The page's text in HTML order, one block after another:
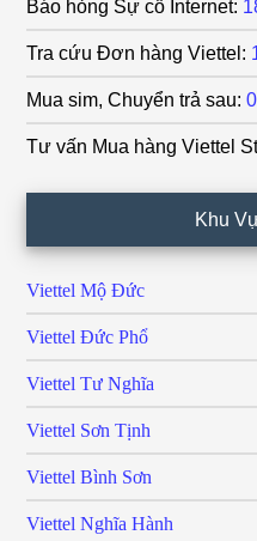
Báo hỏng Sự cố Internet:
Tra cứu Đơn hàng Viettel:
Mua sim, Chuyển trả sau:
Tư vấn Mua hàng Viettel
Khu
Viettel Mộ Đức
Viettel Đức Phổ
Viettel Tư Nghĩa
Viettel Sơn Tịnh
Viettel Bình Sơn
Viettel Nghĩa Hành